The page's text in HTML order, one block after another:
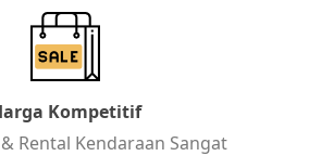
Kompetitif
Rental Kendaraan Sangat